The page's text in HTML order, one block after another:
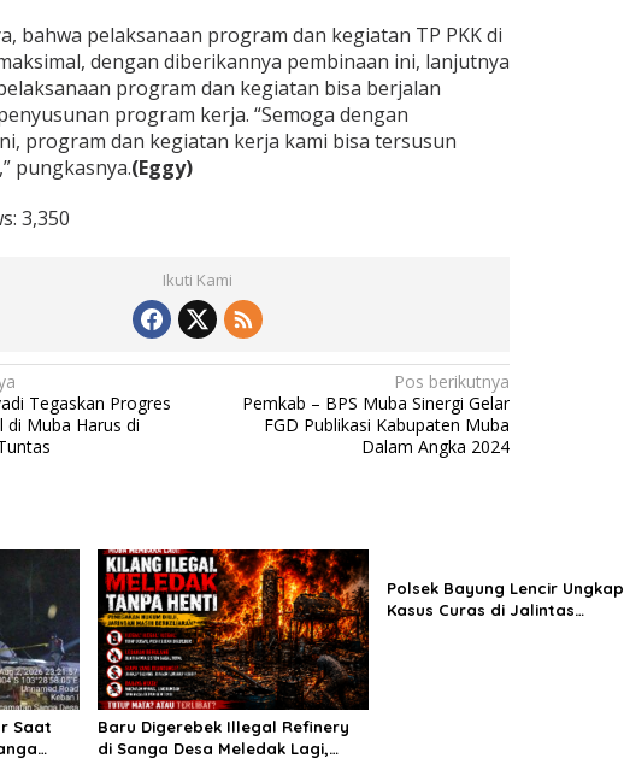
bahwa pelaksanaan program dan kegiatan TP PKK di
dengan diberikannya pembinaan ini, lanjutnya
program dan kegiatan bisa berjalan
program kerja. “Semoga dengan
program dan kegiatan kerja kami bisa tersusun
pungkasnya.(Eggy)
3,350
Ikuti Kami
Tegaskan Progres
di Muba Harus di
Pos berikutnya
Pemkab – BPS Muba Sinergi Gelar
FGD Publikasi Kabupaten Muba
Dalam Angka 2024
Saat
Baru Digerebek Illegal Refinery
di Sanga Desa Meledak Lagi,
Polsek Bayung Lencir Ungkap
Kasus Curas di Jalintas